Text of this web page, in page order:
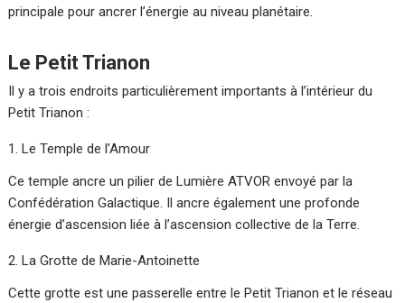
principale pour ancrer l’énergie au niveau planétaire.
Le Petit Trianon
Il y a trois endroits particulièrement importants à l’intérieur du
Petit Trianon :
Le Temple de l’Amour
Ce temple ancre un pilier de Lumière ATVOR envoyé par la
Confédération Galactique. Il ancre également une profonde
énergie d’ascension liée à l’ascension collective de la Terre.
La Grotte de Marie-Antoinette
Cette grotte est une passerelle entre le Petit Trianon et le réseau